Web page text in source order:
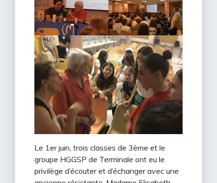
Le 1er juin, trois classes de 3ème et le
groupe HGGSP de Terminale ont eu le
privilège d’écouter et d’échanger avec une